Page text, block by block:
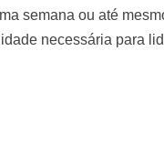
semana ou até
necessária para